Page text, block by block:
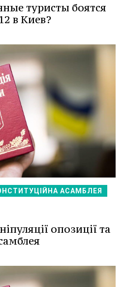
туристы боятся
в Киев?
АСАМБЛЕЯ
опозиції та